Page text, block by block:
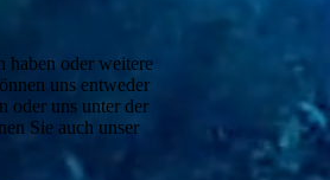
haben oder weitere
uns entweder
oder uns unter der
Sie auch unser